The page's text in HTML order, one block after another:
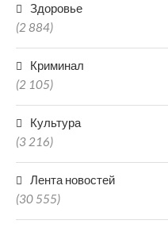
Здоровье
(2 884)
Криминал
(2 105)
Культура
(3 216)
Лента новостей
(30 555)